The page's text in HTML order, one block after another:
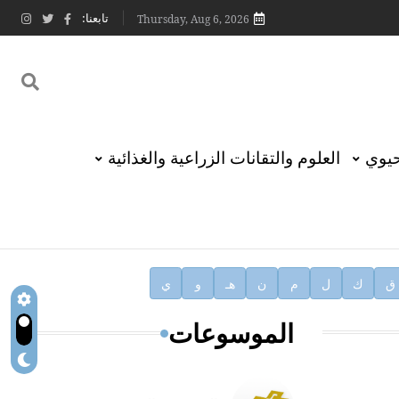
Thursday, Aug 6, 2026 تابعنا:
العلوم والتقانات الزراعية والغذائية
ق ك ل م ن هـ و ي
الموسوعات